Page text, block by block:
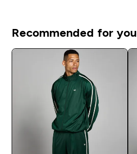
Recommended for you